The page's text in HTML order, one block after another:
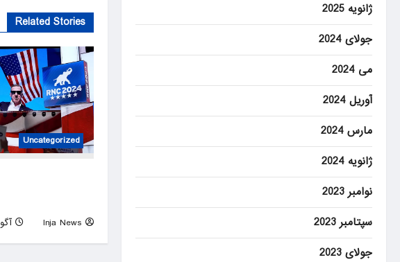
Related Stories
Uncategorized
Inja News
ژانویه 2025
جولای 2024
می 2024
آوریل 2024
مارس 2024
ژانویه 2024
نوامبر 2023
سپتامبر 2023
جولای 2023